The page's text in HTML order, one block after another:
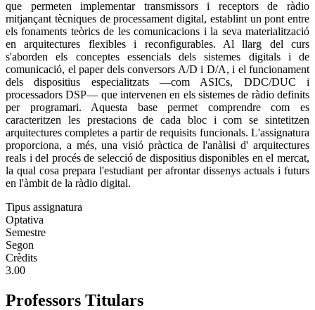
que permeten implementar transmissors i receptors de ràdio
mitjançant tècniques de processament digital, establint un pont entre
els fonaments teòrics de les comunicacions i la seva materialització
en arquitectures flexibles i reconfigurables. Al llarg del curs
s'aborden els conceptes essencials dels sistemes digitals i de
comunicació, el paper dels conversors A/D i D/A, i el funcionament
dels dispositius especialitzats —com ASICs, DDC/DUC i
processadors DSP— que intervenen en els sistemes de ràdio definits
per programari. Aquesta base permet comprendre com es
caracteritzen les prestacions de cada bloc i com se sintetitzen
arquitectures completes a partir de requisits funcionals. L'assignatura
proporciona, a més, una visió pràctica de l'anàlisi d' arquitectures
reals i del procés de selecció de dispositius disponibles en el mercat,
la qual cosa prepara l'estudiant per afrontar dissenys actuals i futurs
en l'àmbit de la ràdio digital.
Tipus assignatura
Optativa
Semestre
Segon
Crèdits
3.00
Professors Titulars